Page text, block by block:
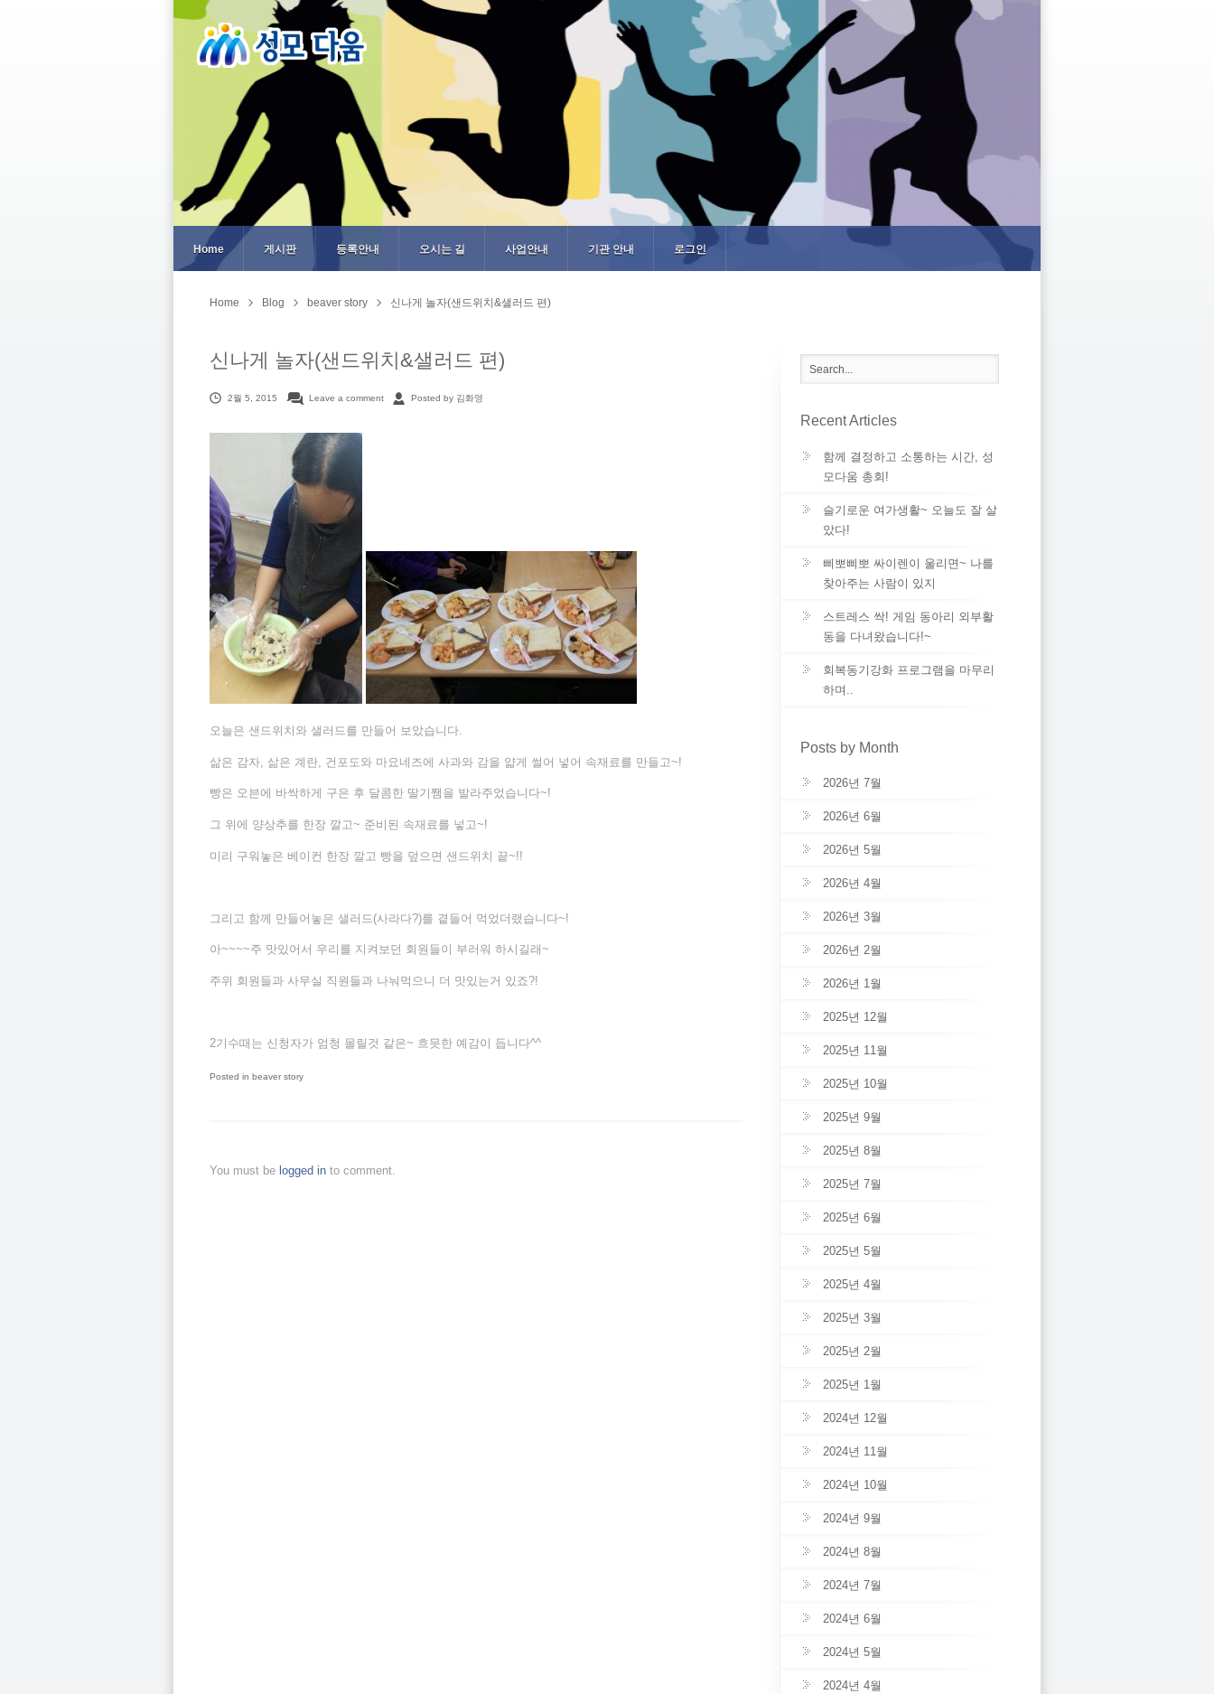
Home 게시판 등록안내 오시는 길 사업안내 기관 안내 로그인
Home Blog beaver story 신나게 놀자(샌드위치&샐러드 편)
신나게 놀자(샌드위치&샐러드 편)
2월 5, 2015 Leave a comment Posted by 김화영
오늘은 샌드위치와 샐러드를 만들어 보았습니다.
삶은 감자, 삶은 계란, 건포도와 마요네즈에 사과와 감을 얇게 썰어 넣어 속재료를 만들고~!
빵은 오븐에 바싹하게 구은 후 달콤한 딸기쨈을 발라주었습니다~!
그 위에 양상추를 한장 깔고~ 준비된 속재료를 넣고~!
미리 구워놓은 베이컨 한장 깔고 빵을 덮으면 샌드위치 끝~!!
그리고 함께 만들어놓은 샐러드(사라다?)를 곁들어 먹었더랬습니다~!
아~~~~주 맛있어서 우리를 지켜보던 회원들이 부러워 하시길래~
주위 회원들과 사무실 직원들과 나눠먹으니 더 맛있는거 있죠?!
2기수때는 신청자가 엄청 몰릴것 같은~ 흐믓한 예감이 듭니다^^
Posted in beaver story
You must be logged in to comment.
Recent Articles
함께 결정하고 소통하는 시간, 성
모다움 총회!
슬기로운 여가생활~ 오늘도 잘 살
았다!
삐뽀삐뽀 싸이렌이 울리면~ 나를
찾아주는 사람이 있지
스트레스 싹! 게임 동아리 외부활
동을 다녀왔습니다!~
회복동기강화 프로그램을 마무리
하며..
Posts by Month
2026년 7월
2026년 6월
2026년 5월
2026년 4월
2026년 3월
2026년 2월
2026년 1월
2025년 12월
2025년 11월
2025년 10월
2025년 9월
2025년 8월
2025년 7월
2025년 6월
2025년 5월
2025년 4월
2025년 3월
2025년 2월
2025년 1월
2024년 12월
2024년 11월
2024년 10월
2024년 9월
2024년 8월
2024년 7월
2024년 6월
2024년 5월
2024년 4월